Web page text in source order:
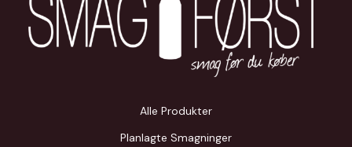
Alle Produkter
Planlagte Smagninger